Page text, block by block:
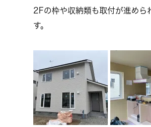
2Fの枠や収納類も取付が進めら
す。